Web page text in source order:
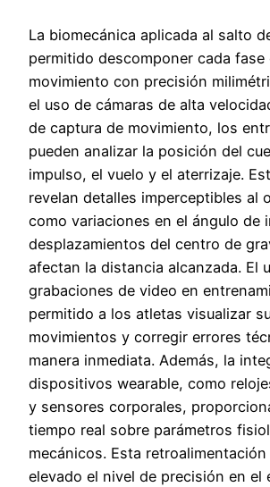
La biomecánica aplicada al salto
permitido descomponer cada fase
movimiento con precisión
el uso de cámaras de alta
de captura de movimiento, los
pueden analizar la posición del
impulso, el vuelo y el aterrizaje.
revelan detalles imperceptibles al
como variaciones en el ángulo de
desplazamientos del centro de
afectan la distancia alcanzada. El
grabaciones de video en
permitido a los atletas visualizar
movimientos y corregir errores
manera inmediata. Además, la
dispositivos wearable, como
y sensores corporales,
tiempo real sobre parámetros
mecánicos. Esta
elevado el nivel de precisión en el